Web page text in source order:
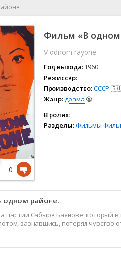
🕺 Мюзикл
👨‍💻 Реальное тв
🎤 Ток-шоу
🧙‍♀️ Фантастика
🏅 Церемония
Фильм «В одном
V odnom rayone
Год выхода: 1960
Режиссёр:
Производство:СССР
Жанр:драма 😫
В ролях:
Разделы:Фильмы
0
районе:
партии Сабыре Баянове, который
зазнавшись, потерял чувство